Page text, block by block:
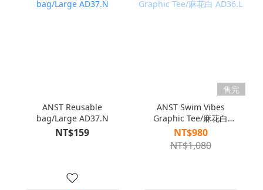
ANST Reusable
bag/Large AD37.N
NT$159
售完
ANST Swim Vibes
Graphic Tee/麻花白
AD36.L
NT$980
NT$1,080